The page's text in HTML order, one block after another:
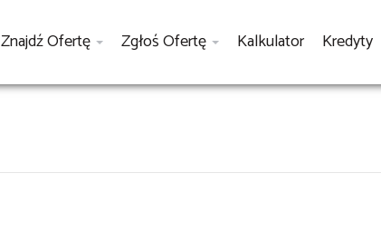
Znajdź Ofertę Zgłoś Ofertę Kalkulator Kredyty